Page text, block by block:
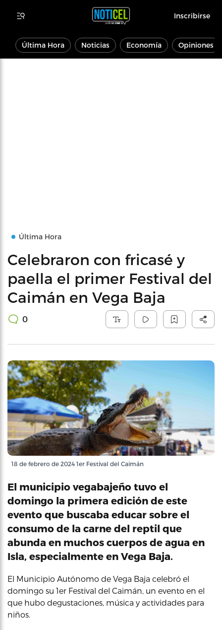
Inscribirse
Última Hora Noticias Economía Opiniones
Última Hora
Celebraron con fricasé y
paella el primer Festival del
Caimán en Vega Baja
0
18 de febrero de 2024 1er Festival del Caimán
El municipio vegabajeño tuvo el
domingo la primera edición de este
evento que buscaba educar sobre el
consumo de la carne del reptil que
abunda en muchos cuerpos de agua en
Isla, especialmente en Vega Baja.
El Municipio Autónomo de Vega Baja celebró el
domingo su 1er Festival del Caimán, un evento en el
que hubo degustaciones, música y actividades para
niños.